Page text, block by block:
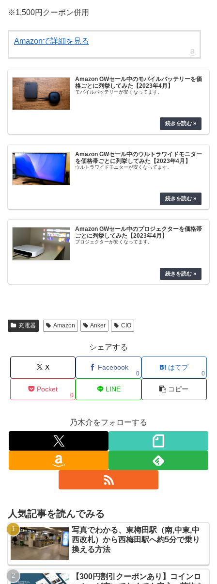
※1,500円クーポン併用
Amazonで詳細を見る
Amazon GWセール中のモバイルバッテリーを価
格ごとに列挙してみた【2023年4月】
モバイルバッテリーが安くなってます。
Amazon GWセール中のウルトラワイドモニター
を価格帯ごとに列挙してみた【2023年4月】
ウルトラワイドモニターが安くなってます。
Amazon GWセール中のプロジェクターを価格帯
ごとに列挙してみた【2023年4月】
プロジェクターが安くなってます。
充電器 Amazon Anker CIO
シェアする
X Facebook
0
はてブ
0
Pocket
0
LINE コピー
乃木介をフォローする
人気記事を読んでみる
写真でわかる、東梅田駅（南,中東,中
西改札）から西梅田駅へ約5分で乗り
換える方法
【300円割引クーポンあり】コインロ